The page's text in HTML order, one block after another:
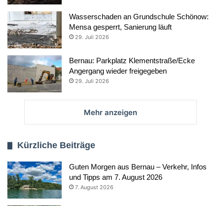
Wasserschaden an Grundschule Schönow:
Mensa gesperrt, Sanierung läuft
29. Juli 2026
Bernau: Parkplatz Klementstraße/Ecke
Angergang wieder freigegeben
29. Juli 2026
Mehr anzeigen
Kürzliche Beiträge
Guten Morgen aus Bernau – Verkehr, Infos
und Tipps am 7. August 2026
7. August 2026